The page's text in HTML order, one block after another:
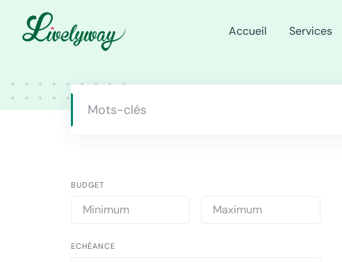
content
Accueil Services
BUDGET
ECHÉANCE